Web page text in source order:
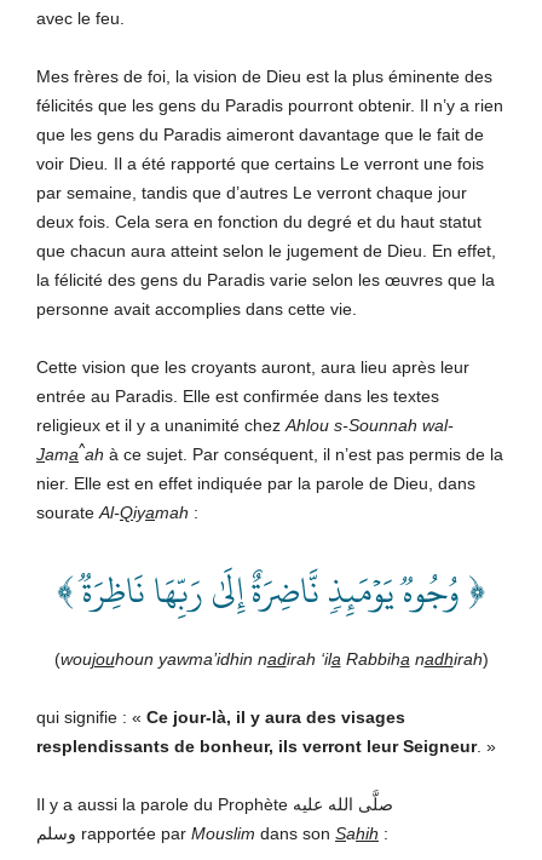
avec le feu.
Mes frères de foi, la vision de Dieu est la plus éminente des
félicités que les gens du Paradis pourront obtenir. Il n’y a rien
que les gens du Paradis aimeront davantage que le fait de
voir Dieu
Il a été rapporté que certains Le verront une fois
par semaine, tandis que d’autres Le verront chaque jour
deux fois. Cela sera en fonction du degré et du haut statut
que chacun aura atteint selon le jugement de Dieu. En effet,
la félicité des gens du Paradis varie selon les œuvres que la
personne avait accomplies dans cette vie.
Cette vision que les croyants auront, aura lieu après leur
entrée au Paradis. Elle est confirmée dans les textes
religieux et il y a unanimité chez Ahlou s-Sounnah wal-
Jama^ah à ce sujet. Par conséquent, il n’est pas permis de la
nier. Elle est en effet indiquée par la parole de Dieu, dans
sourate Al-Qiyamah :
﴿ وُجُوهٞ يَوۡمَئِذٖ نَّاضِرَةٌ إِلَىٰ رَبِّهَا نَاظِرَةٞ ﴾
(woujouhoun yawma’idhin nadirah ‘ila Rabbiha nadhirah)
qui signifie : « Ce jour-là, il y aura des visages
resplendissants de bonheur, ils verront leur Seigneur. »
Il y a aussi la parole du Prophète صلَّى الله عليه
وسلم rapportée par Mouslim dans son Sahih :